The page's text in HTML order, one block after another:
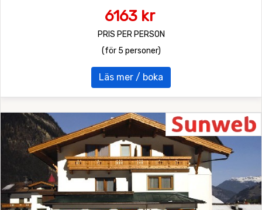
6163 kr
PRIS PER PERSON
(för 5 personer)
Läs mer / boka